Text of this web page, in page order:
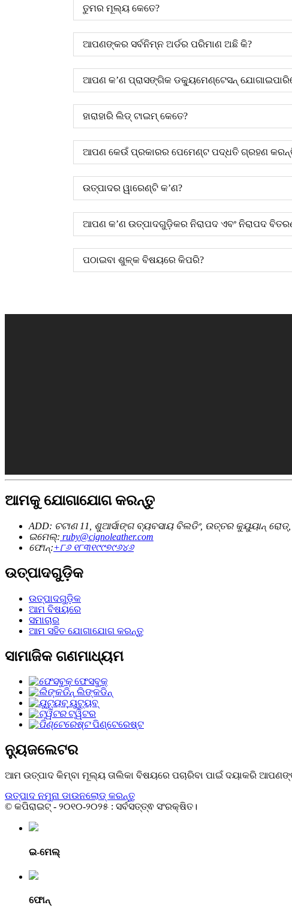
ତୁମର ମୂଲ୍ୟ କେତେ?
ଆପଣଙ୍କର ସର୍ବନିମ୍ନ ଅର୍ଡର ପରିମାଣ ଅଛି କି?
ଆପଣ କ’ଣ ପ୍ରାସଙ୍ଗିକ ଡକ୍ୟୁମେଣ୍ଟେସନ୍
ହାରାହାରି ଲିଡ୍ ଟାଇମ୍ କେତେ?
ଆପଣ କେଉଁ ପ୍ରକାରର ପେମେଣ୍ଟ ପଦ୍ଧତି ଗ୍ରହଣ
ଉତ୍ପାଦର ୱାରେଣ୍ଟି କ’ଣ?
ଆପଣ କ’ଣ ଉତ୍ପାଦଗୁଡ଼ିକର ନିରାପଦ ଏବଂ ନିରାପଦ
ପଠାଇବା ଶୁଳ୍କ ବିଷୟରେ କିପରି?
ଆମକୁ ଯୋଗାଯୋଗ କରନ୍ତୁ
ADD: ଚଟାଣ 11, ଶୁଆର୍ସାଙ୍ଗ ବ୍ୟବସାୟ ବିଲଡିଂ, ଉତ୍ତର କୁୟୁୟାନ୍
ଇମେଲ୍: ruby@cignoleather.com
ଫୋନ୍:+୮୬ ୧୮୩୧୯୯୭୯୬୪୬
ଉତ୍ପାଦଗୁଡ଼ିକ
ଉତ୍ପାଦଗୁଡ଼ିକ
ଆମ ବିଷୟରେ
ସମାଚାର
ଆମ ସହିତ ଯୋଗାଯୋଗ କରନ୍ତୁ
ସାମାଜିକ ଗଣମାଧ୍ୟମ
ଫେସବୁକ୍
ଲିଙ୍କଡିନ୍
ୟୁଟ୍ୟୁବ୍
ଟ୍ୱିଟର
ପିଣ୍ଟେରେଷ୍ଟ
ନ୍ୟୁଜଲେଟର
ଆମ ଉତ୍ପାଦ କିମ୍ବା ମୂଲ୍ୟ ତାଲିକା ବିଷୟରେ ପଚାରିବା ପାଇଁ ଦୟାକରି
ଉତ୍ପାଦ ନମୁନା ଡାଉନଲୋଡ୍ କରନ୍ତୁ
© କପିରାଇଟ୍ - ୨୦୧୦-୨୦୨୫ : ସର୍ବସତ୍ତ୍ଵ ସଂରକ୍ଷିତ।
ଇ-ମେଲ୍
ଫୋନ୍